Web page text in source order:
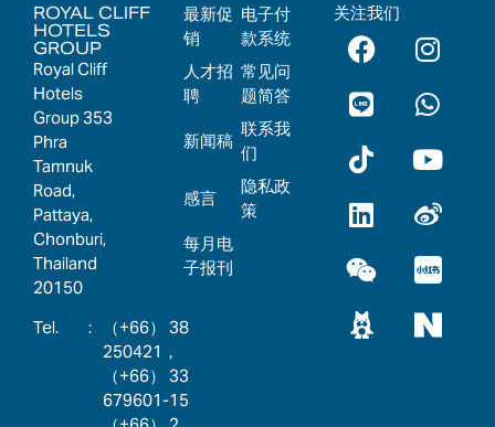
ROYAL CLIFF
HOTELS
GROUP
Royal Cliff
Hotels
Group 353
Phra
Tamnuk
Road,
Pattaya,
Chonburi,
Thailand
20150
:
（+66） 38
250421，
（+66） 33
679601-15
最新促
销
电子付
款系统
人才招
聘
常见问
题简答
新闻稿
联系我
们
感言
隐私政
策
每月电
子报刊
关注我们